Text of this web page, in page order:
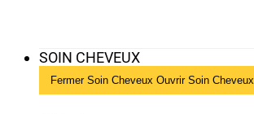
SOIN CHEVEUX
Fermer Soin Cheveux Ouvrir Soin Cheveux